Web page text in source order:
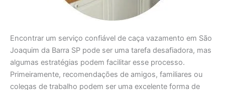
Encontrar um serviço confiável de caça vazamento em São
Joaquim da Barra SP pode ser uma tarefa desafiadora, mas
algumas estratégias podem facilitar esse processo.
Primeiramente, recomendações de amigos, familiares ou
colegas de trabalho podem ser uma excelente forma de